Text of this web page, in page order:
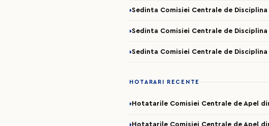
Sedinta Comisiei Centrale de
Sedinta Comisiei Centrale de
Sedinta Comisiei Centrale de
HOTARARI RECENTE
Hotatarile Comisiei Centrale de Apel
Hotatarile Comisiei Centrale de Apel